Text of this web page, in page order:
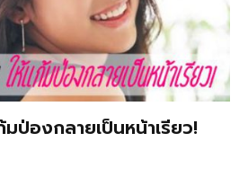
ป่องกลายเป็นหน้าเรียว!